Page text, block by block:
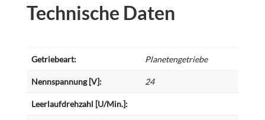
Technische Daten
Getriebeart: Planetengetriebe
Nennspannung [V]: 24
Leerlaufdrehzahl [U/Min.]: